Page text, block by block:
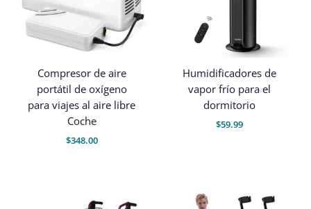
Compresor de aire
portátil de oxígeno
para viajes al aire libre
Coche
$348.00
Humidificadores de
vapor frío para el
dormitorio
$59.99